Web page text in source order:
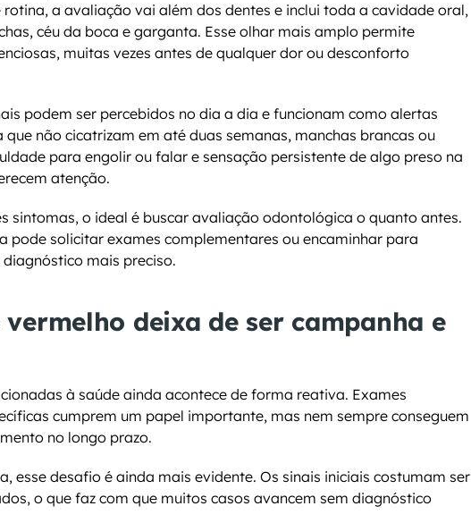
rotina, a avaliação vai além dos dentes e inclui toda a cavidade oral,
céu da boca e garganta. Esse olhar mais amplo permite
muitas vezes antes de qualquer dor ou desconforto
podem ser percebidos no dia a dia e funcionam como alertas
não cicatrizam em até duas semanas, manchas brancas ou
para engolir ou falar e sensação persistente de algo preso na
atenção.
sintomas, o ideal é buscar avaliação odontológica o quanto antes.
pode solicitar exames complementares ou encaminhar para
mais preciso.
deixa de ser campanha e
à saúde ainda acontece de forma reativa. Exames
cumprem um papel importante, mas nem sempre conseguem
no longo prazo.
esse desafio é ainda mais evidente. Os sinais iniciais costumam ser
o que faz com que muitos casos avancem sem diagnóstico